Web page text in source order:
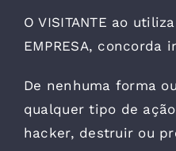
O VISITANTE ao
EMPRESA, concorda
De nenhuma forma
qualquer tipo de
hacker, destruir ou